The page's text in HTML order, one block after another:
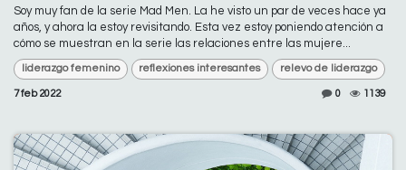
Soy muy fan de la serie Mad Men. La he visto un par de veces hace ya
años, y ahora la estoy revisitando. Esta vez estoy poniendo atención a
cómo se muestran en la serie las relaciones entre las mujere...
liderazgo femenino reflexiones interesantes relevo de liderazgo
7 feb 2022 0 1139